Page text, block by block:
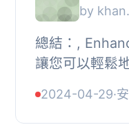
by
總結：,
讓您可以輕鬆
字、姓氏、使
搜索使用者。
2024-04-29·